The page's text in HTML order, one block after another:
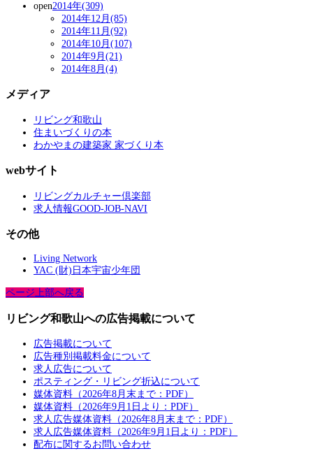
open2014年(309)
2014年12月(85)
2014年11月(92)
2014年10月(107)
2014年9月(21)
2014年8月(4)
メディア
リビング和歌山
住まいづくりの本
わかやまの建築家 家づくり本
webサイト
リビングカルチャー倶楽部
求人情報GOOD-JOB-NAVI
その他
Living Network
YAC (財)日本宇宙少年団
ページ上部へ戻る
リビング和歌山への広告掲載について
広告掲載について
広告種別掲載料金について
求人広告について
ポスティング・リビング折込について
媒体資料（2026年8月末まで：PDF）
媒体資料（2026年9月1日より：PDF）
求人広告媒体資料（2026年8月末まで：PDF）
求人広告媒体資料（2026年9月1日より：PDF）
配布に関するお問い合わせ